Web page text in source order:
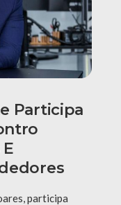
Participa
participa